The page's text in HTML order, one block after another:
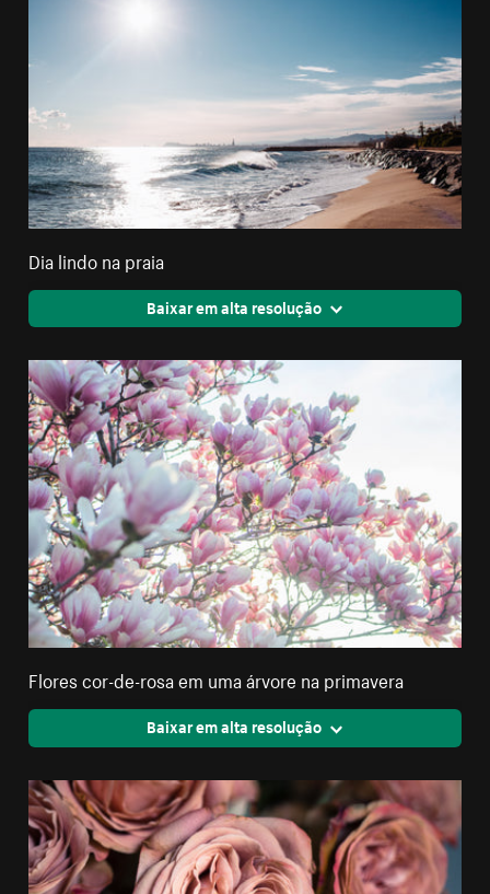
Dia lindo na praia
Baixar em alta resolução
Flores cor-de-rosa em uma árvore na primavera
Baixar em alta resolução